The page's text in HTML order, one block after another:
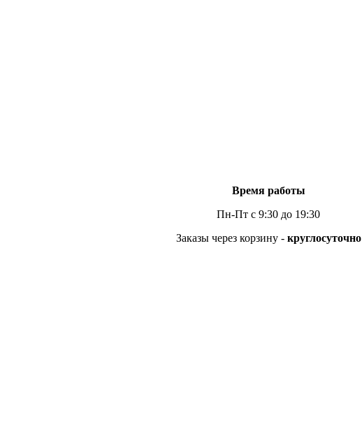
Время работы
Пн-Пт с 9:30 до 19:30
Заказы через корзину - круглосуточно